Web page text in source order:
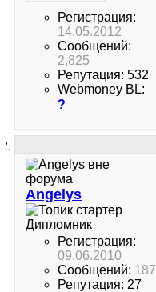
Регистрация:
14.05.2012
Сообщений:
2,825
Репутация: 532
Webmoney BL:
?
Angelys
Дипломник
Регистрация:
09.06.2010
Сообщений: 187
Репутация: 27